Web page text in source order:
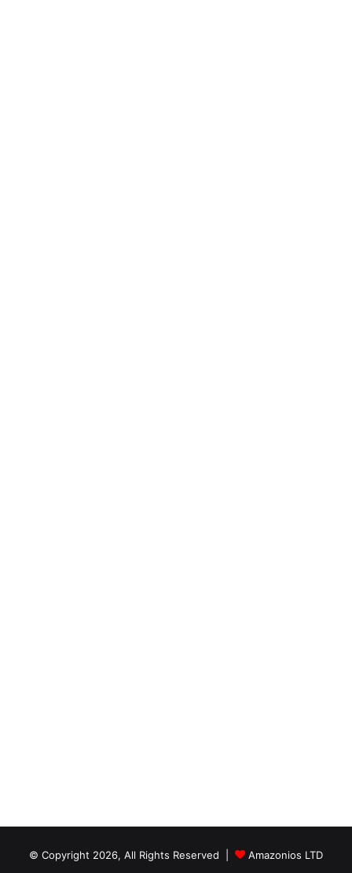
© Copyright 2026, All Rights Reserved | Amazonios LTD